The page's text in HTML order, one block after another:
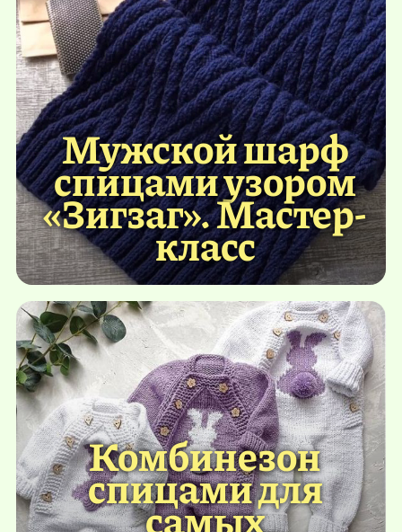
Мужской шарф
спицами узором
«Зигзаг». Мастер-
класс
Комбинезон
спицами для
самых